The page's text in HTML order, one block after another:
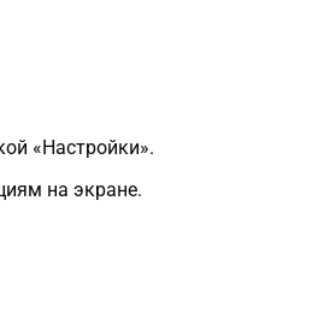
«Настройки».
на экране.